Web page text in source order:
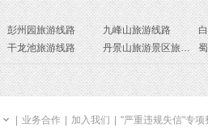
彭州园旅游线路 九峰山旅游线路
干龙池旅游线路 丹景山旅游景区旅游线路
业务合作 加入我们 "严重违规失信"专项